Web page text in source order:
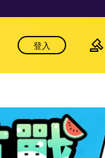
登入